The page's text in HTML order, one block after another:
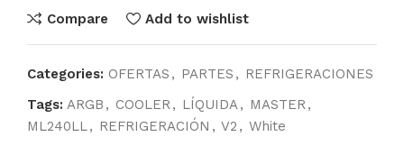
Compare Add to wishlist
Categories: OFERTAS , PARTES , REFRIGERACIONES
Tags: ARGB , COOLER, LÍQUIDA, MASTER,
ML240LL, REFRIGERACIÓN , V2 , White